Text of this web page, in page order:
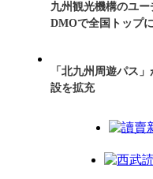
九州観光機構のユ
DMOで全国トップ
「北九州周遊パス
設を拡充